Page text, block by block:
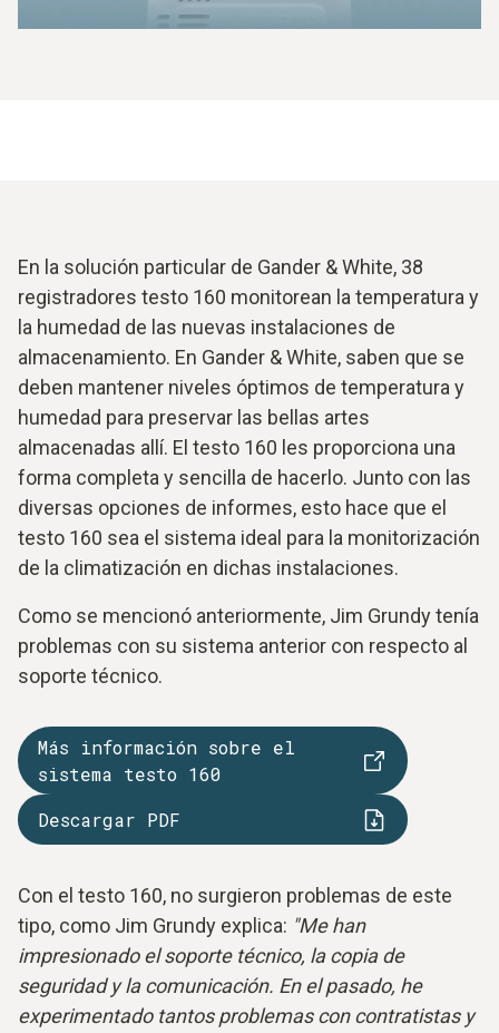
En la solución particular de Gander & White, 38
registradores testo 160 monitorean la temperatura y
la humedad de las nuevas instalaciones de
almacenamiento. En Gander & White, saben que se
deben mantener niveles óptimos de temperatura y
humedad para preservar las bellas artes
almacenadas allí. El testo 160 les proporciona una
forma completa y sencilla de hacerlo. Junto con las
diversas opciones de informes, esto hace que el
testo 160 sea el sistema ideal para la monitorización
de la climatización en dichas instalaciones.
Como se mencionó anteriormente, Jim Grundy tenía
problemas con su sistema anterior con respecto al
soporte técnico.
Más información sobre el
sistema testo 160
Descargar PDF
Con el testo 160, no surgieron problemas de este
tipo, como Jim Grundy explica: "Me han
impresionado el soporte técnico, la copia de
seguridad y la comunicación. En el pasado, he
experimentado tantos problemas con contratistas y